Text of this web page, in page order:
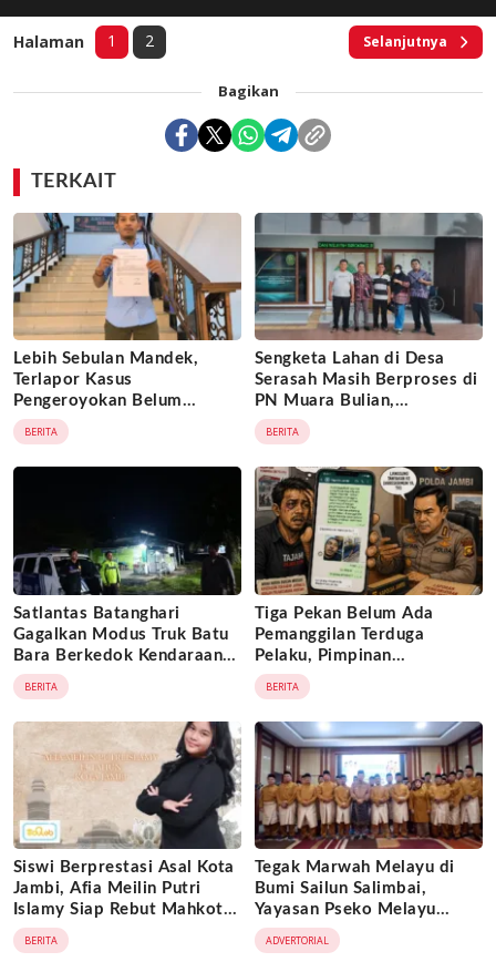
Halaman 1 2 Selanjutnya
Bagikan
TERKAIT
Lebih Sebulan Mandek,
Terlapor Kasus
Pengeroyokan Belum
Diperiksa, Korban Adukan
Penyidik ke Wasidik Polda
Jambi
BERITA
Sengketa Lahan di Desa
Serasah Masih Berproses di
PN Muara Bulian,
Penggugat Minta Kepastian
Hukum atas Kepemilikan
Objek Tanah
BERITA
Satlantas Batanghari
Gagalkan Modus Truk Batu
Bara Berkedok Kendaraan
Ekspedisi, Celah
Pengawasan Diduga
Dimanfaatkan Oknum
BERITA
Tiga Pekan Belum Ada
Pemanggilan Terduga
Pelaku, Pimpinan
Tajam24jam.com Minta
Atensi Langsung Kapolda
Jambi
BERITA
Siswi Berprestasi Asal Kota
Jambi, Afia Meilin Putri
Islamy Siap Rebut Mahkota
Putri Jambi 2026
BERITA
Tegak Marwah Melayu di
Bumi Sailun Salimbai,
Yayasan Pseko Melayu
Jambi Resmi Dikukuhkan:
Satukan Adat, Jaga Warisan
ADVERTORIAL